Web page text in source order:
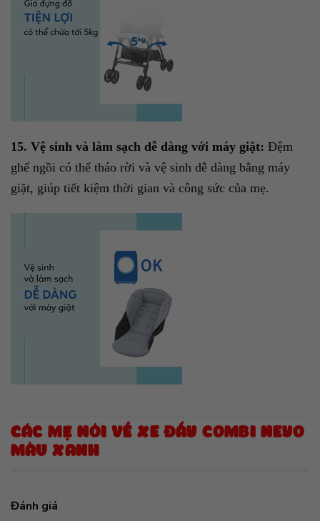
15. Vệ sinh và làm sạch dễ dàng với máy giặt: Đệm
ghế ngồi có thể tháo rời và vệ sinh dễ dàng bằng máy
giặt, giúp tiết kiệm thời gian và công sức của mẹ.
CÁC MẸ NÓI VỀ XE ĐẨY COMBI NEYO
MÀU XANH
Đánh giá